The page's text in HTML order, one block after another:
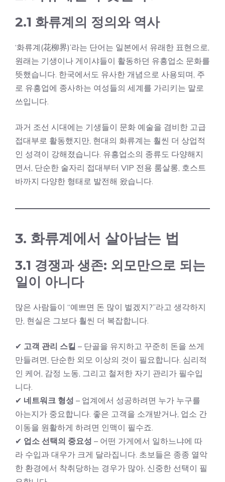
2.1 화류계의 정의와 역사
‘화류계(花柳界)’라는 단어는 일본에서 유래한 표현으로,
원래는 기생이나 게이샤들이 활동하던 유흥업소 문화를
뜻했습니다. 한국에서도 유사한 개념으로 사용되며, 주
로 유흥업에 종사하는 여성들의 세계를 가리키는 말로
쓰입니다.
과거 조선 시대에는 기생들이 문화 예술을 겸비한 고급
접대부로 활동했지만, 현대의 화류계는 훨씬 더 상업적
인 성격이 강해졌습니다. 유흥업소의 종류도 다양해지
면서, 단순한 술자리 접대부터 VIP 전용 룸살롱, 호스트
바까지 다양한 형태로 발전해 왔습니다.
3. 화류계에서 살아남는 법
3.1 경쟁과 생존: 외모만으로 되는
일이 아니다
많은 사람들이 “예쁘면 돈 많이 벌겠지?”라고 생각하지
만, 현실은 그보다 훨씬 더 복잡합니다.
✔ 고객 관리 스킬 – 단골을 유지하고 꾸준히 돈을 쓰게
만들려면, 단순한 외모 이상의 것이 필요합니다. 심리적
인 케어, 감정 노동, 그리고 철저한 자기 관리가 필수입
니다.
✔ 네트워크 형성 – 업계에서 성공하려면 누가 누구를
아는지가 중요합니다. 좋은 고객을 소개받거나, 업소 간
이동을 원활하게 하려면 인맥이 필수죠.
✔ 업소 선택의 중요성 – 어떤 가게에서 일하느냐에 따
라 수입과 대우가 크게 달라집니다. 초보들은 종종 열악
한 환경에서 착취당하는 경우가 많아, 신중한 선택이 필